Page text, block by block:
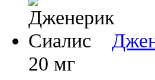
20 мг